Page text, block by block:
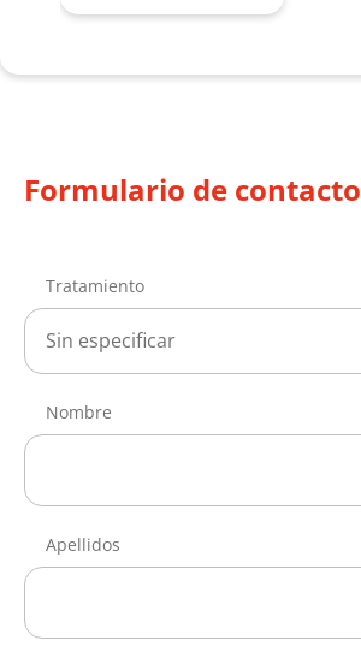
Formulario de contacto
Tratamiento
Sin especificar
Nombre
Apellidos